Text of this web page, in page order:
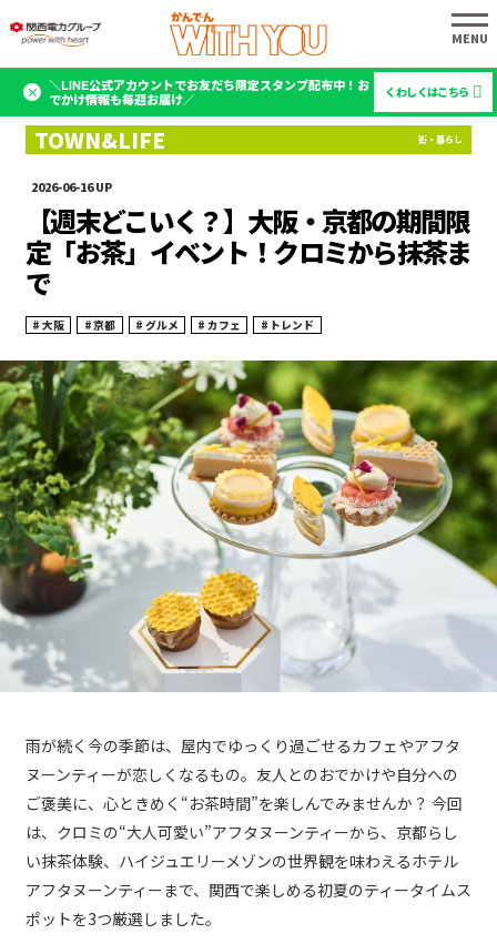
＼LINE公式アカウントでお友だち限定スタンプ配布中！お
でかけ情報も毎週お届け／
くわしくはこちら
2026-06-16
【週末どこいく？】大阪・京都の期間限
定「お茶」イベント！クロミから抹茶ま
で
大阪 京都 グルメ カフェ トレンド
雨が続く今の季節は、屋内でゆっくり過ごせるカフェやアフタ
ヌーンティーが恋しくなるもの。友人とのおでかけや自分への
ご褒美に、心ときめく“お茶時間”を楽しんでみませんか？ 今回
は、クロミの“大人可愛い”アフタヌーンティーから、京都らし
い抹茶体験、ハイジュエリーメゾンの世界観を味わえるホテル
アフタヌーンティーまで、関西で楽しめる初夏のティータイムス
ポットを3つ厳選しました。